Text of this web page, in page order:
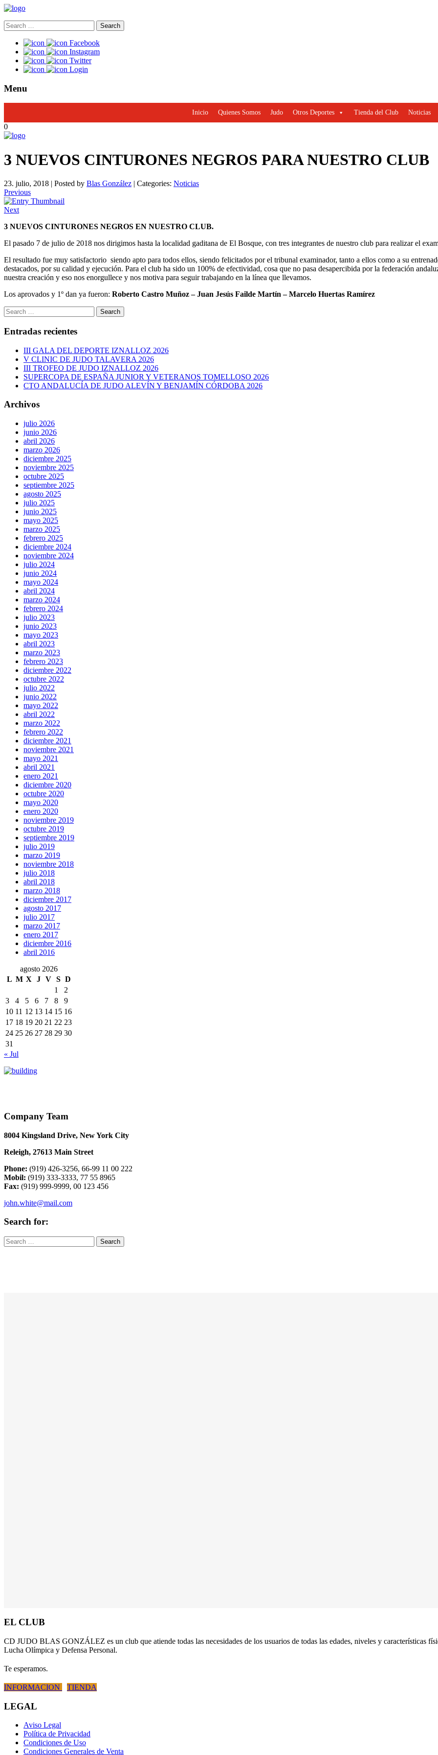
Search
for:
Facebook
Instagram
Twitter
Login
Menu
Inicio Quienes Somos Judo Otros Deportes Tienda del Club Noticias
0
3 NUEVOS CINTURONES NEGROS PARA NUESTRO CLUB
23. julio, 2018 | Posted by Blas González | Categories: Noticias
Previous
Next
3 NUEVOS CINTURONES NEGROS EN NUESTRO CLUB.
El pasado 7 de julio de 2018 nos dirigimos hasta la localidad gaditana de El Bosque, con tres integrantes de nuestro club para realizar el
El resultado fue muy satisfactorio siendo apto para todos ellos, siendo felicitados por el tribunal examinador, tanto a ellos como a su
destacados, por su calidad y ejecución. Para el club ha sido un 100% de efectividad, cosa que no pasa desapercibida por la federación
nuestra creación y eso nos enorgullece y nos motiva para seguir trabajando en la línea que llevamos.
Los aprovados y 1º dan ya fueron: Roberto Castro Muñoz – Juan Jesús Failde Martín – Marcelo Huertas Ramírez
Entradas recientes
III GALA DEL DEPORTE IZNALLOZ 2026
V CLINIC DE JUDO TALAVERA 2026
III TROFEO DE JUDO IZNALLOZ 2026
SUPERCOPA DE ESPAÑA JUNIOR Y VETERANOS TOMELLOSO 2026
CTO ANDALUCÍA DE JUDO ALEVÍN Y BENJAMÍN CÓRDOBA 2026
Archivos
julio 2026
junio 2026
abril 2026
marzo 2026
diciembre 2025
noviembre 2025
octubre 2025
septiembre 2025
agosto 2025
julio 2025
junio 2025
mayo 2025
marzo 2025
febrero 2025
diciembre 2024
noviembre 2024
julio 2024
junio 2024
mayo 2024
abril 2024
marzo 2024
febrero 2024
julio 2023
junio 2023
mayo 2023
abril 2023
marzo 2023
febrero 2023
diciembre 2022
octubre 2022
julio 2022
junio 2022
mayo 2022
abril 2022
marzo 2022
febrero 2022
diciembre 2021
noviembre 2021
mayo 2021
abril 2021
enero 2021
diciembre 2020
octubre 2020
mayo 2020
enero 2020
noviembre 2019
octubre 2019
septiembre 2019
julio 2019
marzo 2019
noviembre 2018
julio 2018
abril 2018
marzo 2018
diciembre 2017
agosto 2017
julio 2017
marzo 2017
enero 2017
diciembre 2016
abril 2016
agosto 2026
L M X J V S D
1
2
3
4 5 6 7 8
9
10 11 12 13 14 15 16
17 18 19 20 21 22 23
24 25 26 27 28 29 30
31
« Jul
Company Team
8004 Kingsland Drive, New York City
Releigh, 27613 Main Street
Phone: (919) 426-3256, 66-99 11 00 222
Mobil: (919) 333-3333, 77 55 8965
Fax: (919) 999-9999, 00 123 456
john.white@mail.com
Search for:
EL CLUB
CD JUDO BLAS GONZÁLEZ es un club que atiende todas las necesidades de los usuarios de todas las edades, niveles y características
Lucha Olímpica y Defensa Personal.
Te esperamos.
INFORMACION TIENDA
LEGAL
Aviso Legal
Política de Privacidad
Condiciones de Uso
Condiciones Generales de Venta